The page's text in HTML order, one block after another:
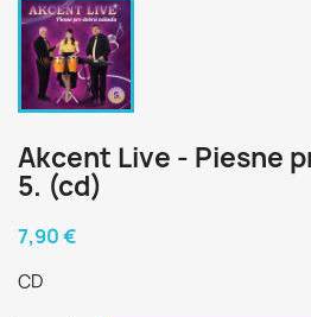
Akcent Live - Piesne
5. (cd)
7,90 €
CD